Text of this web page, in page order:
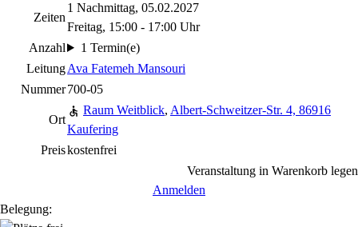
Zeiten
1 Nachmittag, 05.02.2027
Freitag, 15:00 - 17:00 Uhr
Anzahl
1 Termin(e)
LeitungAva Fatemeh Mansouri
Nummer700-05
Ort
Raum Weitblick, Albert-Schweitzer-Str. 4, 86916
Kaufering
Preiskostenfrei
Veranstaltung in Warenkorb legen
Anmelden
Belegung: